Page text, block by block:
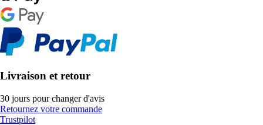
Livraison et retour
30 jours pour changer d'avis
Retournez votre commande
Trustpilot